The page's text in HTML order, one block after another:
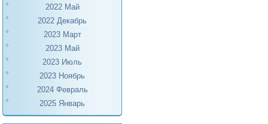
2022 Май
2022 Декабрь
2023 Март
2023 Май
2023 Июль
2023 Ноябрь
2024 Февраль
2025 Январь